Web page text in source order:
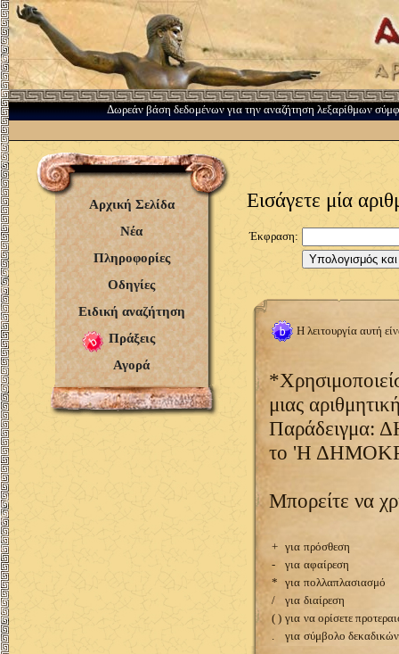
Δωρεάν βάση δεδομένων για την αναζήτηση λεξαρίθμων
Αρχική Σελίδα
Νέα
Πληροφορίες
Οδηγίες
Ειδική αναζήτηση
Πράξεις
Αγορά
Εισάγετε μία
Έκφραση:
Η λειτουργία αυτή
μιας
Παράδειγμα:
το 'Η
Μπορείτε να
+ για πρόσθεση
-
για αφαίρεση
* για πολλαπλασιασμό
/
για διαίρεση
( ) για να ορίσετε
για σύμβολο δεκαδικών